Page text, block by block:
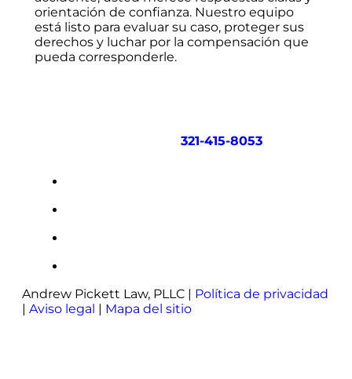
orientación de confianza. Nuestro equipo
está listo para evaluar su caso, proteger sus
derechos y luchar por la compensación que
pueda corresponderle.
321-415-8053
Andrew Pickett Law, PLLC | Política de privacidad
| Aviso legal | Mapa del sitio